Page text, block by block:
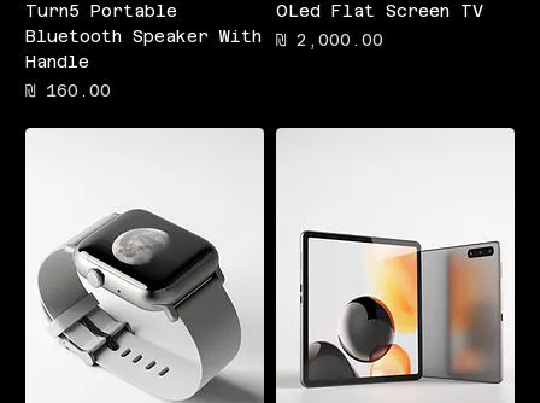
OLed Flat Screen TV
מחיר
Turn5 Portable
Bluetooth Speaker With
Handle
מחיר